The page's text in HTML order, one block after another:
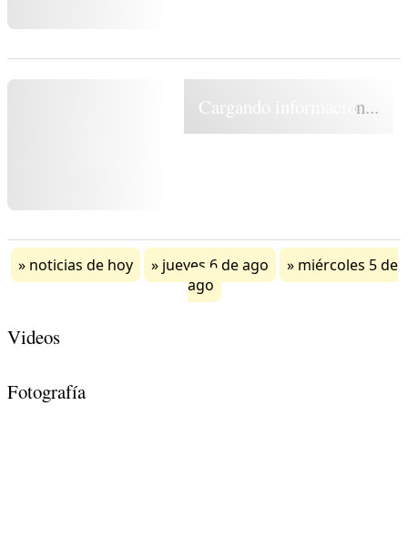
Cargando información...
noticias de hoy jueves 6 de ago
miércoles 5 de
ago
Videos
Fotografía